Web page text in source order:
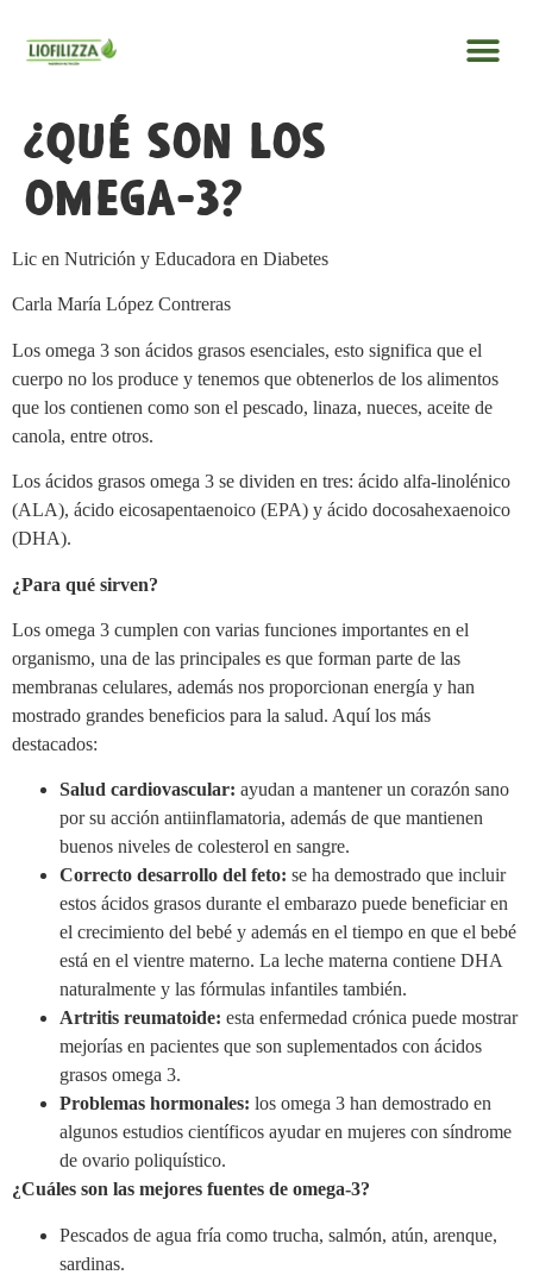
¿Qué son los
Omega-3?
Lic en Nutrición y Educadora en Diabetes
Carla María López Contreras
Los omega 3 son ácidos grasos esenciales, esto significa que el
cuerpo no los produce y tenemos que obtenerlos de los alimentos
que los contienen como son el pescado, linaza, nueces, aceite de
canola, entre otros.
Los ácidos grasos omega 3 se dividen en tres: ácido alfa-linolénico
(ALA), ácido eicosapentaenoico (EPA) y ácido docosahexaenoico
(DHA).
¿Para qué sirven?
Los omega 3 cumplen con varias funciones importantes en el
organismo, una de las principales es que forman parte de las
membranas celulares, además nos proporcionan energía y han
mostrado grandes beneficios para la salud. Aquí los más
destacados:
Salud cardiovascular: ayudan a mantener un corazón sano
por su acción antiinflamatoria, además de que mantienen
buenos niveles de colesterol en sangre.
Correcto desarrollo del feto: se ha demostrado que incluir
estos ácidos grasos durante el embarazo puede beneficiar en
el crecimiento del bebé y además en el tiempo en que el bebé
está en el vientre materno. La leche materna contiene DHA
naturalmente y las fórmulas infantiles también.
Artritis reumatoide: esta enfermedad crónica puede mostrar
mejorías en pacientes que son suplementados con ácidos
grasos omega 3.
Problemas hormonales: los omega 3 han demostrado en
algunos estudios científicos ayudar en mujeres con síndrome
de ovario poliquístico.
¿Cuáles son las mejores fuentes de omega-3?
Pescados de agua fría como trucha, salmón, atún, arenque,
sardinas.